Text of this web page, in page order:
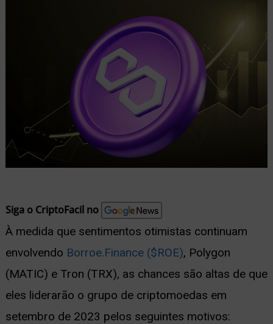
Siga o CriptoFacil no
À medida que sentimentos otimistas continuam
envolvendo Borroe.Finance ($ROE), Polygon
(MATIC) e Tron (TRX), as chances são altas de que
eles liderarão o grupo de criptomoedas em
setembro de 2023 pelos seguintes motivos: